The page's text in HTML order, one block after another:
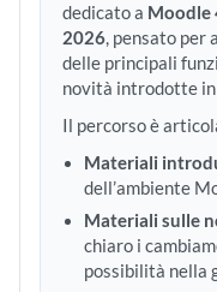
dedicato a Moodle
2026, pensato per
delle principali
novità introdotte
Il percorso è
Materiali
dell’ambiente
Materiali sulle
chiaro i
possibilità nella